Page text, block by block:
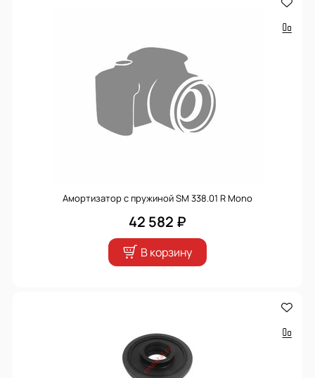
Амортизатор с пружиной SM 338.01 R Mono
42 582 ₽
В корзину